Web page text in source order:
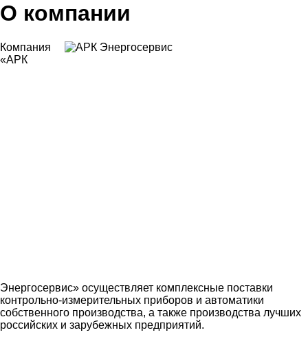
О компании
Компания
«АРК
Энергосервис» осуществляет комплексные поставки
контрольно-измерительных приборов и автоматики
собственного производства, а также производства лучших
российских и зарубежных предприятий.